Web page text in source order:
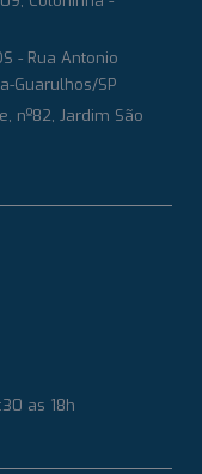
- Rua Antonio
Guarulhos/SP
nº82, Jardim São
as 18h